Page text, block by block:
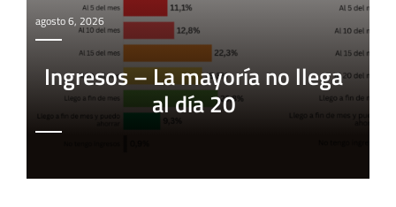
agosto 6, 2026
Ingresos – La mayoría no llega
al día 20